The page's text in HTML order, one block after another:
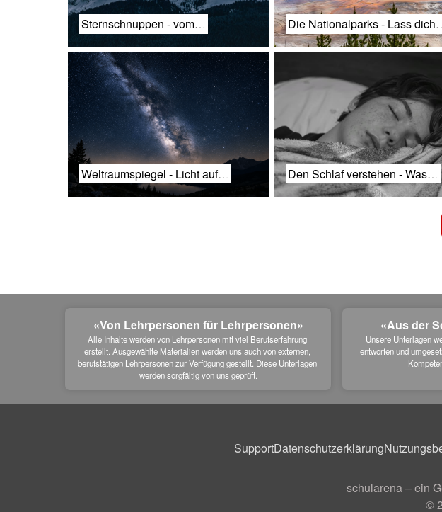
Sternschnuppen - vom… Die Nationalparks - Lass
Weltraumspiegel - Licht auf… Den Schlaf verstehen - Was…
«Von Lehrpersonen für Lehrpersonen»
Alle Inhalte werden von Lehrpersonen mit viel Berufserfahrung
erstellt. Ausgewählte Materialien werden uns auch von externen,
berufstätigen Lehrpersonen zur Verfügung gestellt. Diese Unterlagen
werden sorgfältig von uns geprüft.
«Aus der
Unsere Unterlagen
entworfen und
SupportDatenschutzerklärung
schularena – ein
©